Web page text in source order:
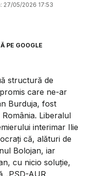
27/05/2026 17:53
PE GOOGLE
structură de
care ne-ar
Burduja, fost
Liberalul
interimar Ilie
că, alături de
Bolojan, iar
cu nicio soluție,